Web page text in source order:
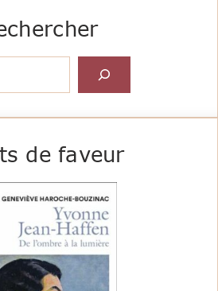
de faveur